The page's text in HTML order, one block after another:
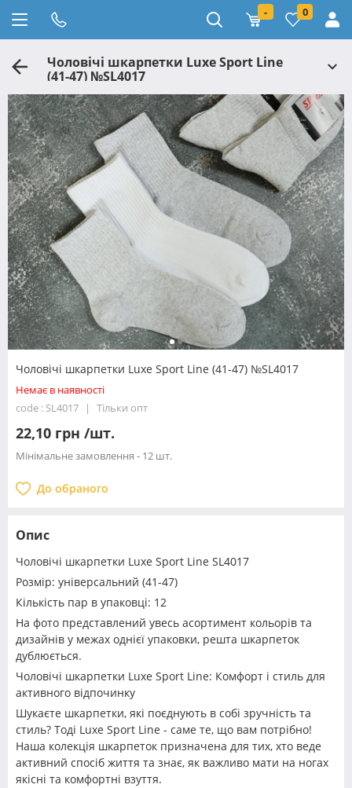
- 0
Чоловічі шкарпетки Luxe Sport Line
(41-47) №SL4017
Чоловічі шкарпетки Luxe Sport Line (41-47) №SL4017
Немає в наявності
code : SL4017
Тільки опт
22,10 грн /шт.
Мінімальне замовлення - 12 шт.
До обраного
Опис
Чоловічі шкарпетки Luxe Sport Line SL4017
Розмір: універсальний (41-47)
Кількість пар в упаковці: 12
На фото представлений увесь асортимент кольорів та
дизайнів у межах однієї упаковки, решта шкарпеток
дублюється.
Чоловічі шкарпетки Luxe Sport Line: Комфорт і стиль для
активного відпочинку
Шукаєте шкарпетки, які поєднують в собі зручність та
стиль? Тоді Luxe Sport Line - саме те, що вам потрібно!
Наша колекція шкарпеток призначена для тих, хто веде
активний спосіб життя та знає, як важливо мати на ногах
якісні та комфортні взуття.